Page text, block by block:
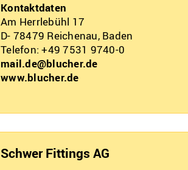
Kontaktdaten
Am Herrlebühl 17
D- 78479 Reichenau, Baden
Telefon: +49 7531 9740-0
mail.de@blucher.de
www.blucher.de
Schwer Fittings AG